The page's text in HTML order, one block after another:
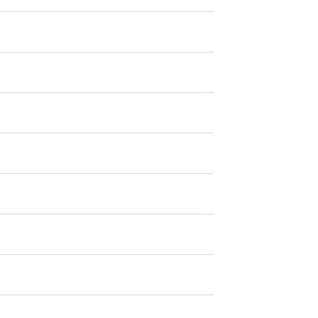
fill out your
dir einen Einblick in unsere Arbeit
.
we send you emails about the most